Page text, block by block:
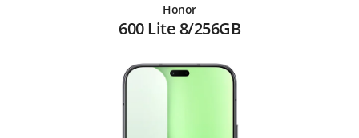
Honor
600 Lite 8/256GB